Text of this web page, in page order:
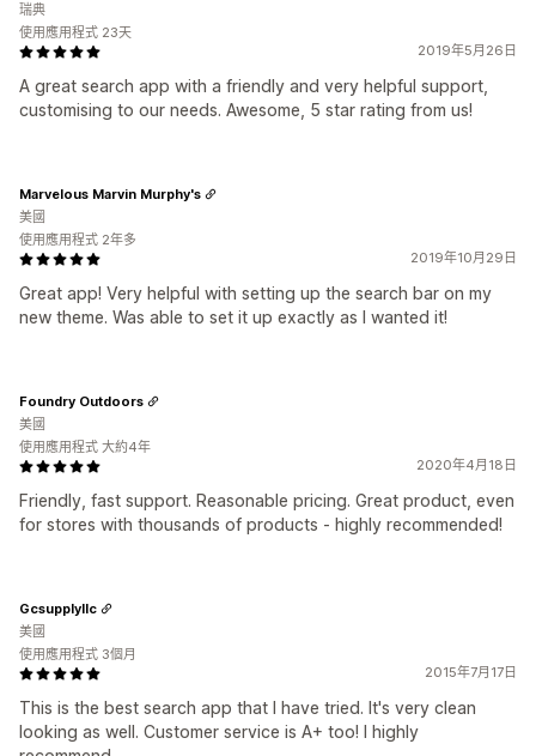
2019年5月26日
A great search app with a friendly and very helpful support,
customising to our needs. Awesome, 5 star rating from us!
瑞典
使用應用程式 23天
2019年10月29日
Great app! Very helpful with setting up the search bar on my
new theme. Was able to set it up exactly as I wanted it!
Marvelous Marvin Murphy's
美國
使用應用程式 2年多
2020年4月18日
Friendly, fast support. Reasonable pricing. Great product, even
for stores with thousands of products - highly recommended!
Foundry Outdoors
美國
使用應用程式 大約4年
2015年7月17日
This is the best search app that I have tried. It's very clean
looking as well. Customer service is A+ too! I highly
Gcsupplyllc
美國
使用應用程式 3個月